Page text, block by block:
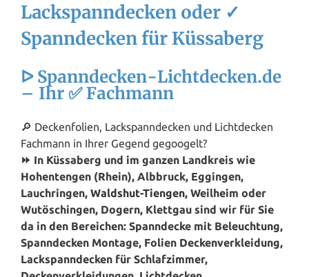
Lackspanndecken oder ✓
Spanndecken für Küssaberg
ᐅ Spanndecken-Lichtdecken.de
– Ihr ✅ Fachmann
🔎 Deckenfolien, Lackspanndecken und Lichtdecken
Fachmann in Ihrer Gegend gegoogelt?
⏩ In Küssaberg und im ganzen Landkreis wie
Hohentengen (Rhein), Albbruck, Eggingen,
Lauchringen, Waldshut-Tiengen, Weilheim oder
Wutöschingen, Dogern, Klettgau sind wir für Sie
da in den Bereichen: Spanndecke mit Beleuchtung,
Spanndecken Montage, Folien Deckenverkleidung,
Lackspanndecken für Schlafzimmer,